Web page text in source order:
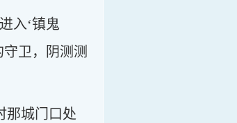
入‘镇鬼
卫，阴测测
那城门口处